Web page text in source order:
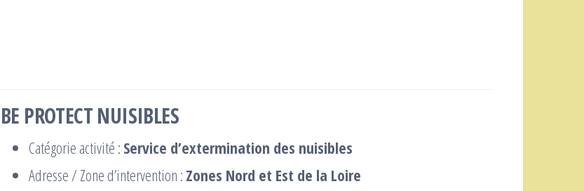
BE PROTECT NUISIBLES
Catégorie activité : Service d’extermination des nuisibles
Adresse / Zone d’intervention : Zones Nord et Est de la Loire